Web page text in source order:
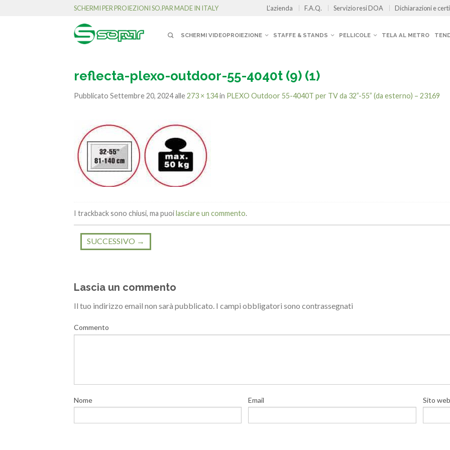
SCHERMI PER PROIEZIONI SO.PAR MADE IN ITALY L’azienda F.A.Q. Servizio resi DOA Dichiarazioni e
SCHERMI VIDEOPROIEZIONE STAFFE & STANDS PELLICOLE TELA AL METRO
reflecta-plexo-outdoor-55-4040t (9) (1)
Pubblicato Settembre 20, 2024alle273 × 134in PLEXO Outdoor 55-4040T per TV da 32”-55” (da esterno) – 23169
I trackback sono chiusi, ma puoilasciare un commento.
SUCCESSIVO →
Lascia un commento
Il tuo indirizzo email non sarà pubblicato. I campi obbligatori sono contrassegnati
Commento
Nome Email Sito web